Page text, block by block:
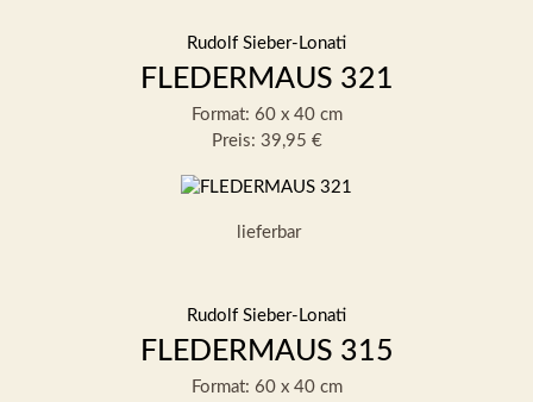
Rudolf Sieber-Lonati
FLEDERMAUS 321
Format: 60 x 40 cm
Preis: 39,95 €
lieferbar
Rudolf Sieber-Lonati
FLEDERMAUS 315
Format: 60 x 40 cm